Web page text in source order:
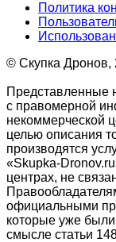
Политика
©️ Скупка Дронов,
Представленные
с правомерной
некоммерческой
целью описания
производятся
«Skupka-
центрах, не
официальными
которые уже
смысле статьи